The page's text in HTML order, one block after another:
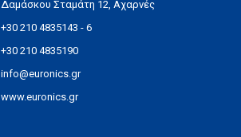
Δαμάσκου Σταμάτη 12, Αχαρνές
+30 210 4835143 - 6
+30 210 4835190
info@euronics.gr
www.euronics.gr